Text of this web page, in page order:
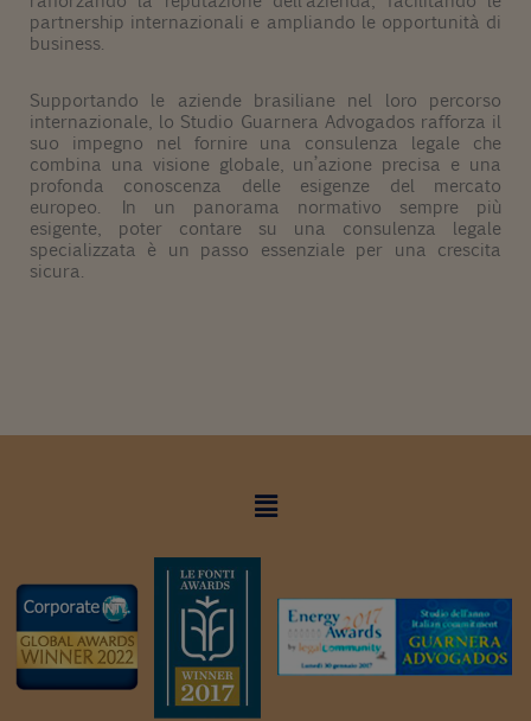
partnership internazionali e ampliando le opportunità di
business.
Supportando le aziende brasiliane nel loro percorso
internazionale, lo Studio Guarnera Advogados rafforza il
suo impegno nel fornire una consulenza legale che
combina una visione globale, un’azione precisa e una
profonda conoscenza delle esigenze del mercato
europeo. In un panorama normativo sempre più
esigente, poter contare su una consulenza legale
specializzata è un passo essenziale per una crescita
sicura.